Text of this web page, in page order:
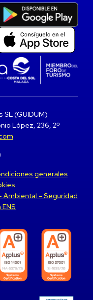
SL (GUIDUM)
López, 236, 2º
generales
Ambiental – Seguridad